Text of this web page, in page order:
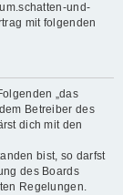
und-
mit folgenden
„das
Betreiber des
dich mit den
bist, so darfst
des Boards
Regelungen.